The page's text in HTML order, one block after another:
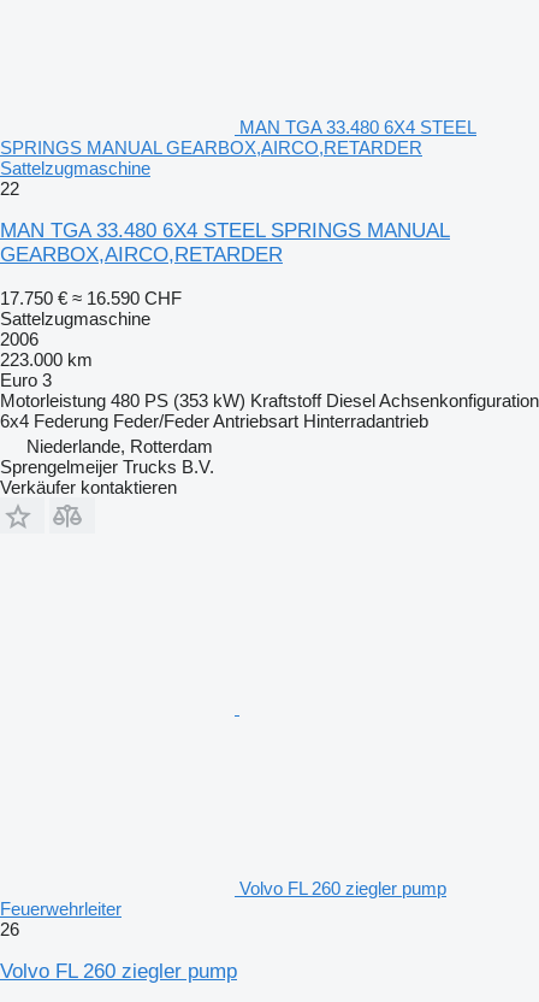
MAN TGA 33.480 6X4 STEEL
SPRINGS MANUAL GEARBOX,AIRCO,RETARDER
Sattelzugmaschine
22
MAN TGA 33.480 6X4 STEEL SPRINGS MANUAL
GEARBOX,AIRCO,RETARDER
17.750 € ≈ 16.590 CHF
Sattelzugmaschine
2006
223.000 km
Euro 3
Motorleistung 480 PS (353 kW) Kraftstoff DieselAchsenkonfiguration
6x4 Federung Feder/FederAntriebsart Hinterradantrieb
Niederlande, Rotterdam
Sprengelmeijer Trucks B.V.
Verkäufer kontaktieren
Volvo FL 260 ziegler pump
Feuerwehrleiter
26
Volvo FL 260 ziegler pump